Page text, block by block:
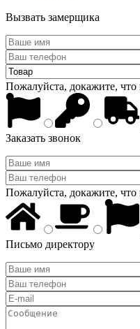
Вызвать замерщика
Пожалуйста, докажите,
Заказать звонок
Пожалуйста, докажите,
Письмо директору